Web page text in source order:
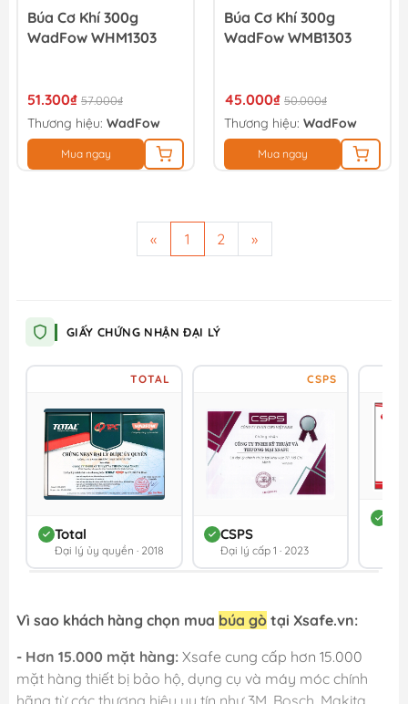
Búa Cơ Khí 300g
WadFow WHM1303
51.300₫ 57.000₫
Thương hiệu: WadFow
Mua ngay
Búa Cơ Khí 300g
WadFow WMB1303
45.000₫ 50.000₫
Thương hiệu: WadFow
Mua ngay
« 1 2 »
GIẤY CHỨNG NHẬN ĐẠI LÝ
TOTAL
Total
Đại lý ủy quyền · 2018
CSPS
CSPS
Đại lý cấp 1 · 2023
Vì sao khách hàng chọn mua búa gò tại Xsafe.vn:
- Hơn 15.000 mặt hàng: Xsafe cung cấp hơn 15.000
mặt hàng thiết bị bảo hộ, dụng cụ và máy móc chính
hãng từ các thương hiệu uy tín như 3M, Bosch, Makita,